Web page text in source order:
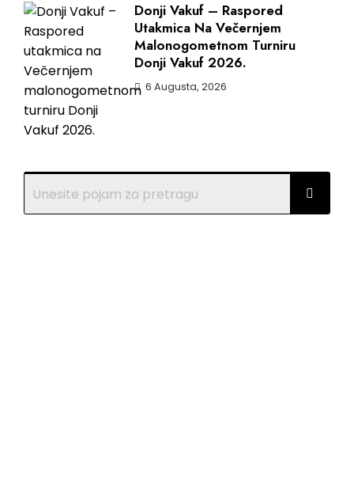
Donji Vakuf – Raspored
Utakmica Na Večernjem
Malonogometnom Turniru
Donji Vakuf 2026.
6 Augusta, 2026